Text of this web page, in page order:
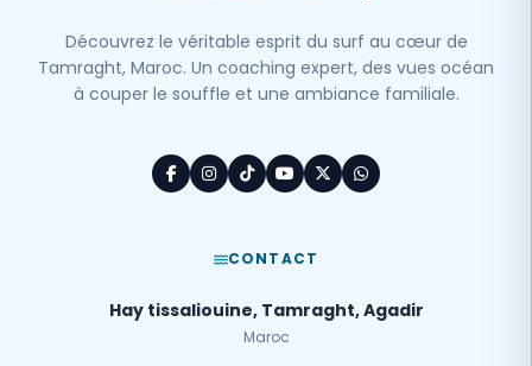
Découvrez le véritable esprit du surf au cœur de
Tamraght, Maroc. Un coaching expert, des vues océan
à couper le souffle et une ambiance familiale.
CONTACT
Hay tissaliouine, Tamraght, Agadir
Maroc